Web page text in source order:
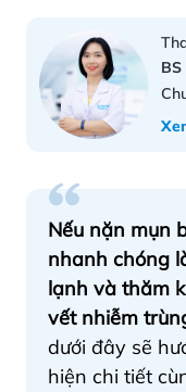
Nếu nặn mụn
nhanh chóng
lạnh và thăm
vết nhiễm
dưới đây sẽ
hiện chi tiết